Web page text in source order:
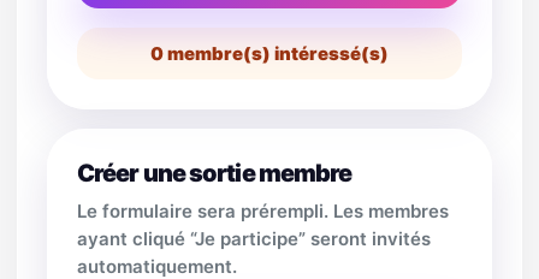
0membre(s) intéressé(s)
Créer une sortie membre
Le formulaire sera prérempli. Les membres
ayant cliqué “Je participe” seront invités
automatiquement.